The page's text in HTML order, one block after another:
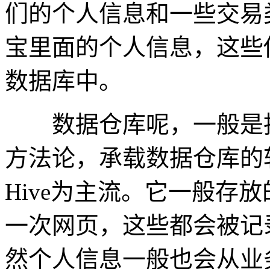
们的个人信息和一些交
宝里面的个人信息，这
数据库中。
数据仓库呢，一般是
方法论，承载数据仓库
Hive为主流。它一般存
一次网页，这些都会被
然个人信息一般也会从